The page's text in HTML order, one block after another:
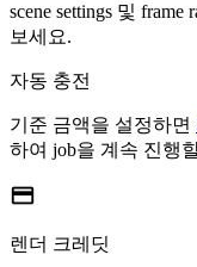
scene settings 및
보세요.
자동 충전
기준 금액을 설정하면
하여 job을 계속 진행
credit_card
렌더 크레딧